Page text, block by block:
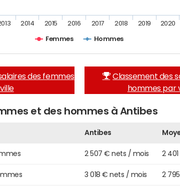
Femmes Hommes
2014 2015 2016 2017 2018 2019 2020
des femmes
Classement des
hommes par
et des hommes à Antibes
Antibes
2 507 € nets / mois 2
3 018 € nets / mois 2